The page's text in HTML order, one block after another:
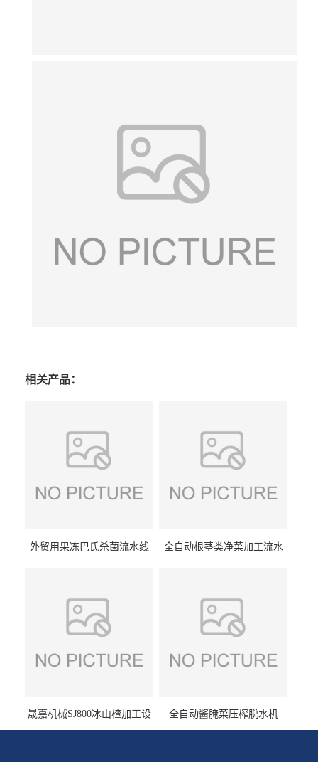
相关产品：
外贸用果冻巴氏杀菌流水线
全自动根茎类净菜加工流水
晟嘉机械SJ800冰山楂加工设
备 山楂浸糖机设备
全自动酱腌菜压榨脱水机